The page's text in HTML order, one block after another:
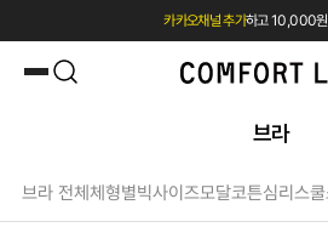
카카오채널 추가하고 10,000원
첫 구매 시 베스트셀러 50%
브라
브라 전체체형별빅사이즈모달코튼심리스